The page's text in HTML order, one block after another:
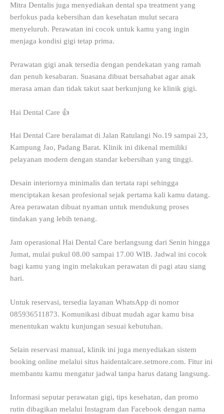
Mitra Dentalis juga menyediakan dental spa treatment yang
berfokus pada kebersihan dan kesehatan mulut secara
menyeluruh. Perawatan ini cocok untuk kamu yang ingin
menjaga kondisi gigi tetap prima.
Perawatan gigi anak tersedia dengan pendekatan yang ramah
dan penuh kesabaran. Suasana dibuat bersahabat agar anak
merasa aman dan tidak takut saat berkunjung ke klinik gigi.
Hai Dental Care 👍
Hai Dental Care beralamat di Jalan Ratulangi No.19 sampai 23,
Kampung Jao, Padang Barat. Klinik ini dikenal memiliki
pelayanan modern dengan standar kebersihan yang tinggi.
Desain interiornya minimalis dan tertata rapi sehingga
menciptakan kesan profesional sejak pertama kali kamu datang.
Area perawatan dibuat nyaman untuk mendukung proses
tindakan yang lebih tenang.
Jam operasional Hai Dental Care berlangsung dari Senin hingga
Jumat, mulai pukul 08.00 sampai 17.00 WIB. Jadwal ini cocok
bagi kamu yang ingin melakukan perawatan di pagi atau siang
hari.
Untuk reservasi, tersedia layanan WhatsApp di nomor
085936511873. Komunikasi dibuat mudah agar kamu bisa
menentukan waktu kunjungan sesuai kebutuhan.
Selain reservasi manual, klinik ini juga menyediakan sistem
booking online melalui situs haidentalcare.setmore.com. Fitur ini
membantu kamu mengatur jadwal tanpa harus datang langsung.
Informasi seputar perawatan gigi, tips kesehatan, dan promo
rutin dibagikan melalui Instagram dan Facebook dengan nama